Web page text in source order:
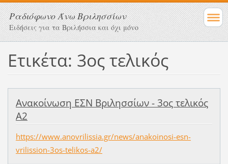
Ραδιόφωνο Άνω Βριλησσίων
Ειδήσεις για τα Βριλήσσια και όχι μόνο
Ετικέτα: 3ος τελικός
Ανακοίνωση ΕΣΝ Βριλησσίων - 3ος τελικός
Α2
https://www.anovrilissia.gr/news/anakoinosi-esn-
vrilission-3os-telikos-a2/